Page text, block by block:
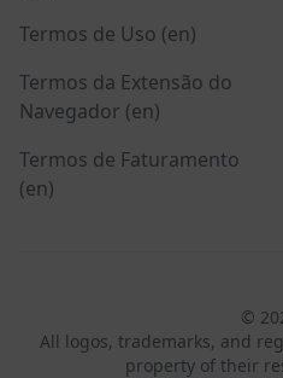
Termos de Uso (en)
Termos da Extensão do
Navegador (en)
Termos de Faturamento
(en)
©
All logos, trademarks, and
property of their